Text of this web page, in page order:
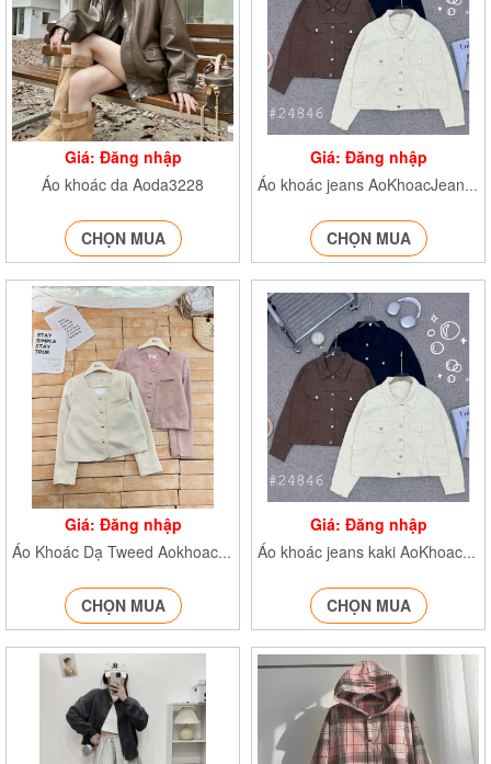
Giá: Đăng nhập
Áo khoác da Aoda3228
CHỌN MUA
Giá: Đăng nhập
Áo khoác jeans AoKhoacJean24846
CHỌN MUA
Giá: Đăng nhập
Áo Khoác Dạ Tweed Aokhoacdadaitay684
CHỌN MUA
Giá: Đăng nhập
Áo khoác jeans kaki AoKhoacJean24846
CHỌN MUA